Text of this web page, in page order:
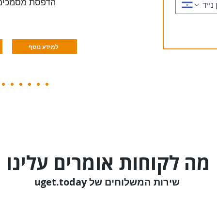
למידע נוסף
מה לקוחות אומרים עלינו